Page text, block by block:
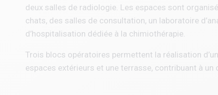
deux salles de radiologie. Les espaces sont
chats, des salles de consultation, un laboratoire
d’hospitalisation dédiée à la chimiothérapie.
Trois blocs opératoires permettent la réalisation
espaces extérieurs et une terrasse, contribuant à